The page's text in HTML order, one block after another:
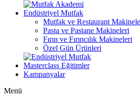
Endüstriyel Mutfak
Mutfak ve Restaurant
Pasta ve Pastane Makineleri
Fırın ve Fırıncılık Makineleri
Özel Gün Ürünleri
Masterclass Eğitimler
Kampanyalar
Menü